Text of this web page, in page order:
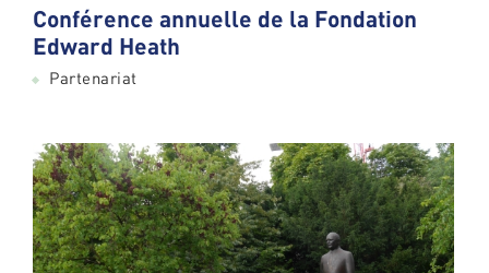
Conférence annuelle de la Fondation
Edward Heath
Partenariat